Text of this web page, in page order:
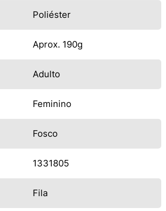
Poliéster
Aprox. 190g
Adulto
Feminino
Fosco
1331805
Fila